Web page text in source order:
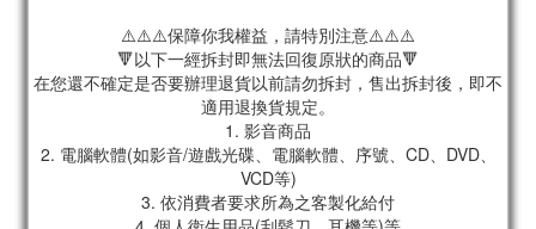
⚠️⚠️⚠️保障你我權益，請特別注意⚠️⚠️⚠️
🔻以下一經拆封即無法回復原狀的商品🔻
在您還不確定是否要辦理退貨以前請勿拆封，售出拆封後，即不
適用退換貨規定。
1. 影音商品
2. 電腦軟體(如影音/遊戲光碟、電腦軟體、序號、CD、DVD、
VCD等)
3. 依消費者要求所為之客製化給付